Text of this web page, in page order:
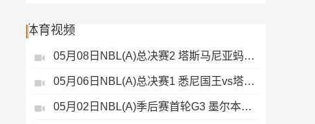
体育视频
05月08日NBL(A)总决赛2 塔斯马尼亚蚂蚁vs悉尼国王 录像
05月06日NBL(A)总决赛1 悉尼国王vs塔斯马尼亚蚂蚁 全场录像
05月02日NBL(A)季后赛首轮G3 墨尔本联 - 塔斯马尼亚蚂蚁 录像集锦